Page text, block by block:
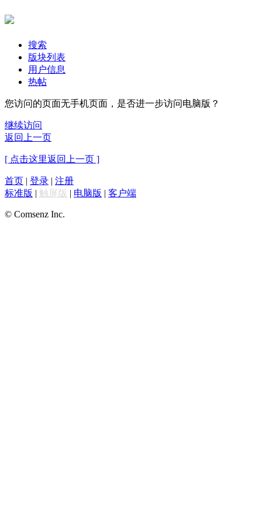
搜索
版块列表
用户信息
热帖
您访问的页面无手机页面，是否进一步访问电脑版？
继续访问
返回上一页
[ 点击这里返回上一页 ]
首页 | 登录 | 注册
标准版 | 触屏版 | 电脑版 | 客户端
© Comsenz Inc.